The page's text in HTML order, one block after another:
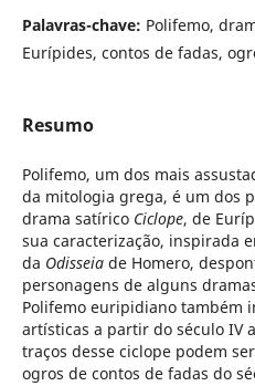
Palavras-chave: Polifemo,
Eurípides, contos de fadas,
Resumo
Polifemo, um dos mais
da mitologia grega, é um dos
drama satírico Ciclope, de
sua caracterização, inspirada
da Odisseiade Homero,
personagens de alguns
Polifemo euripidiano também
artísticas a partir do século IV
traços desse ciclope podem
ogros de contos de fadas do